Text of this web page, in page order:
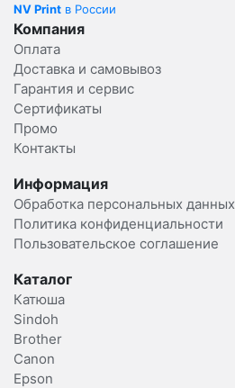
NV Print в России
Компания
Оплата
Доставка и самовывоз
Гарантия и сервис
Сертификаты
Промо
Контакты
Информация
Обработка персональных данных
Политика конфиденциальности
Пользовательское соглашение
Каталог
Катюша
Sindoh
Brother
Canon
Epson